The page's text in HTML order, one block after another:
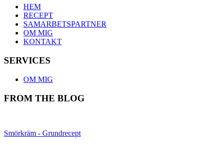
HEM
RECEPT
SAMARBETSPARTNER
OM MIG
KONTAKT
SERVICES
OM MIG
FROM THE BLOG
Smörkräm - Grundrecept